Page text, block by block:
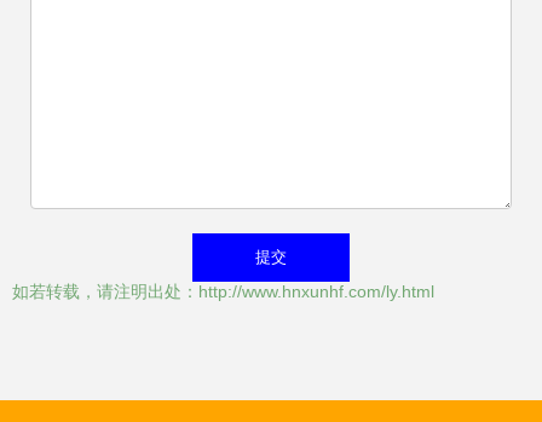
如若转载，请注明出处：http://www.hnxunhf.com/ly.html